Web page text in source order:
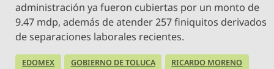
administración ya fueron cubiertas por un monto de
9.47 mdp, además de atender 257 finiquitos derivados
de separaciones laborales recientes.
EDOMEX GOBIERNO DE TOLUCA RICARDO MORENO